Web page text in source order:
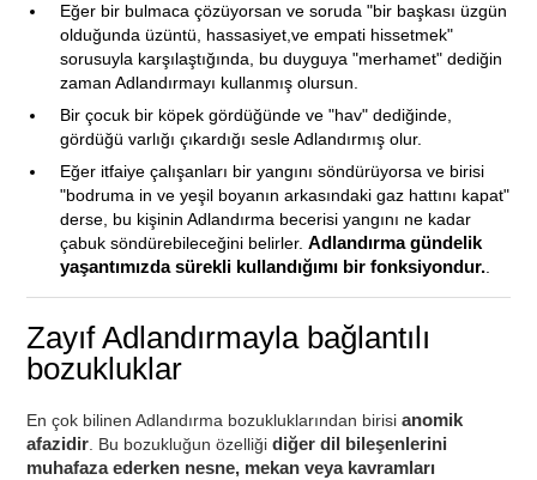
Eğer bir bulmaca çözüyorsan ve soruda "bir başkası üzgün
olduğunda üzüntü, hassasiyet,ve empati hissetmek"
sorusuyla karşılaştığında, bu duyguya "merhamet" dediğin
zaman Adlandırmayı kullanmış olursun.
Bir çocuk bir köpek gördüğünde ve "hav" dediğinde,
gördüğü varlığı çıkardığı sesle Adlandırmış olur.
Eğer itfaiye çalışanları bir yangını söndürüyorsa ve birisi
"bodruma in ve yeşil boyanın arkasındaki gaz hattını kapat"
derse, bu kişinin Adlandırma becerisi yangını ne kadar
çabuk söndürebileceğini belirler.Adlandırma gündelik
yaşantımızda sürekli kullandığımı bir fonksiyondur.
Zayıf Adlandırmayla bağlantılı
bozukluklar
En çok bilinen Adlandırma bozukluklarından birisianomik
afazidir . Bu bozukluğun özelliğidiğer dil bileşenlerini
muhafaza ederken nesne, mekan veya kavramları